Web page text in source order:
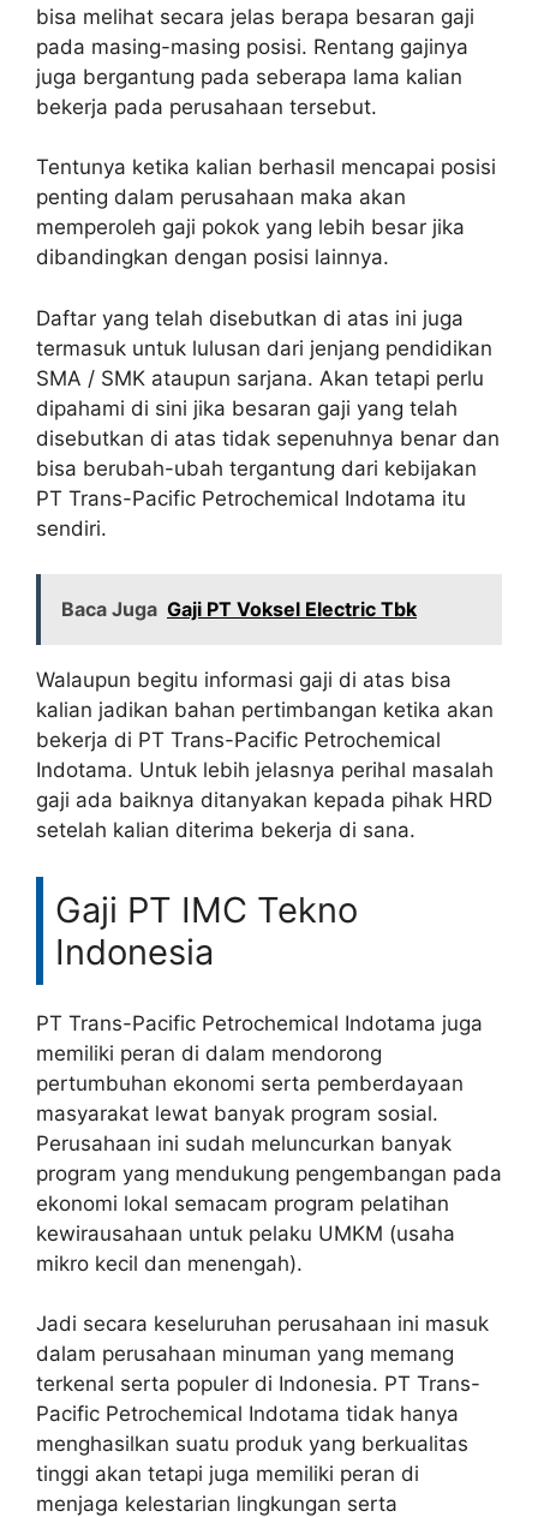
bisa melihat secara jelas berapa besaran gaji
pada masing-masing posisi. Rentang gajinya
juga bergantung pada seberapa lama kalian
bekerja pada perusahaan tersebut.
Tentunya ketika kalian berhasil mencapai posisi
penting dalam perusahaan maka akan
memperoleh gaji pokok yang lebih besar jika
dibandingkan dengan posisi lainnya.
Daftar yang telah disebutkan di atas ini juga
termasuk untuk lulusan dari jenjang pendidikan
SMA / SMK ataupun sarjana. Akan tetapi perlu
dipahami di sini jika besaran gaji yang telah
disebutkan di atas tidak sepenuhnya benar dan
bisa berubah-ubah tergantung dari kebijakan
PT Trans-Pacific Petrochemical Indotama itu
sendiri.
Baca Juga Gaji PT Voksel Electric Tbk
Walaupun begitu informasi gaji di atas bisa
kalian jadikan bahan pertimbangan ketika akan
bekerja di PT Trans-Pacific Petrochemical
Indotama. Untuk lebih jelasnya perihal masalah
gaji ada baiknya ditanyakan kepada pihak HRD
setelah kalian diterima bekerja di sana.
Gaji PT IMC Tekno
Indonesia
PT Trans-Pacific Petrochemical Indotama juga
memiliki peran di dalam mendorong
pertumbuhan ekonomi serta pemberdayaan
masyarakat lewat banyak program sosial.
Perusahaan ini sudah meluncurkan banyak
program yang mendukung pengembangan pada
ekonomi lokal semacam program pelatihan
kewirausahaan untuk pelaku UMKM (usaha
mikro kecil dan menengah).
Jadi secara keseluruhan perusahaan ini masuk
dalam perusahaan minuman yang memang
terkenal serta populer di Indonesia. PT Trans-
Pacific Petrochemical Indotama tidak hanya
menghasilkan suatu produk yang berkualitas
tinggi akan tetapi juga memiliki peran di
menjaga kelestarian lingkungan serta